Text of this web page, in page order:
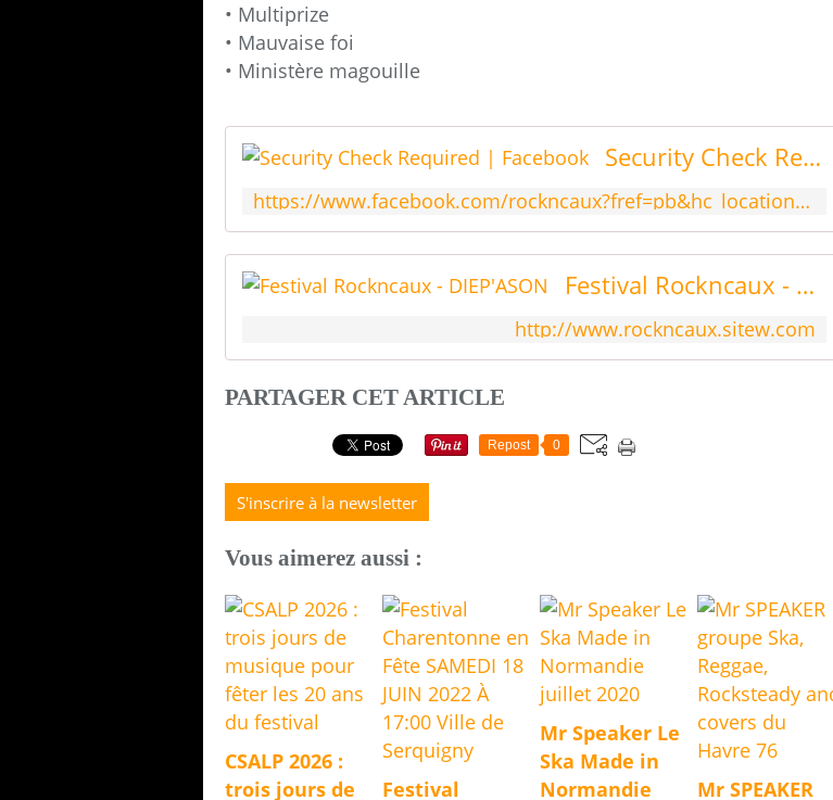
• Multiprize
• Mauvaise foi
• Ministère magouille
Security Check Required | Facebook
https://www.facebook.com/rockncaux?fref=pb&hc_location=friends_tab
Festival Rockncaux - DIEP'ASON
http://www.rockncaux.sitew.com
PARTAGER CET ARTICLE
Repost 0
S'inscrire à la newsletter
Vous aimerez aussi :
CSALP 2026 :
trois jours de
Festival
Mr Speaker Le
Ska Made in
Normandie
Mr SPEAKER